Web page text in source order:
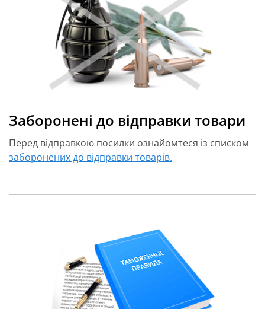
Заборонені до відправки товари
Перед відправкою посилки ознайомтеся із списком
заборонених до відправки товарів.